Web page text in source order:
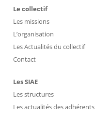
Le collectif
Les missions
L’organisation
Les Actualités du collectif
Contact
Les SIAE
Les structures
Les actualités des adhérents